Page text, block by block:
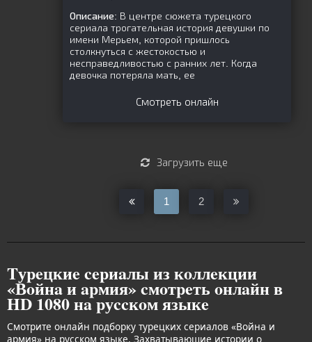
Tуpeцкиe cepиaлы из кoллeкции
«Вoйнa и apмия» cмoтpeть oнлaйн в
HD 1080 нa pуccкoм языкe
Смотрите онлайн подборку турецких сериалов «Война и
армия» на русском языке. Захватывающие истории о
Описание: В центре сюжета турецкого
сериала трогательная история девушки по
имени Мерьем, которой пришлось
столкнуться с жестокостью и
несправедливостью с ранних лет. Когда
девочка потеряла мать, ее
Смотреть онлайн
Загрузить еще
1 2